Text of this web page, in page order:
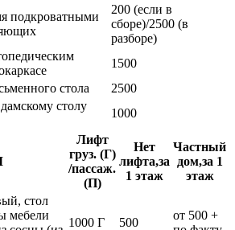
подкроватными
200 (если в
сборе)/2500 (в
разборе)
1500
стола
2500
столу
1000
Лифт
груз. (Г)
/пассаж.
(П)
Нет
лифта,за
1 этаж
Частный
дом,за 1
этаж
стол
мебели
1000 Г 500
от 500 +